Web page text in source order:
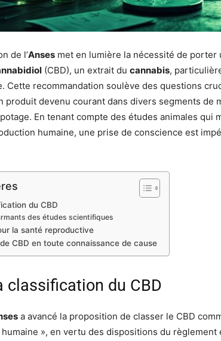
de l’Anses met en lumière la nécessité de porter
(CBD), un extrait du cannabis,
Cette recommandation soulève des questions
produit devenu courant dans divers segments de
En tenant compte des études animales qui
humaine, une prise de conscience est
du CBD
des études scientifiques
la santé reproductive
CBD en toute connaissance de cause
classification du CBD
a avancé la proposition de classer le CBD
», en vertu des dispositions du règlement